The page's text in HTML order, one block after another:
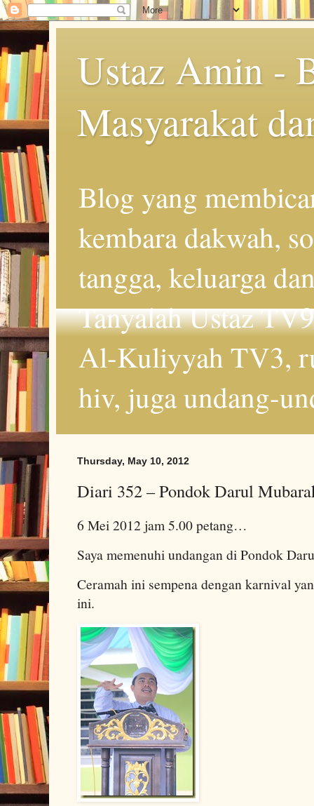
Ustaz Amin -
Masyarakat
Blog yang
kembara dakwah,
tangga, keluarga
Tanyalah Ustaz
Al-Kuliyyah TV3,
hiv, juga undang-
Thursday, May 10, 2012
Diari 352 – Pondok Darul
6 Mei 2012 jam 5.00 petang…
Saya memenuhi undangan di Pondok
Ceramah ini sempena dengan karnival
ini.